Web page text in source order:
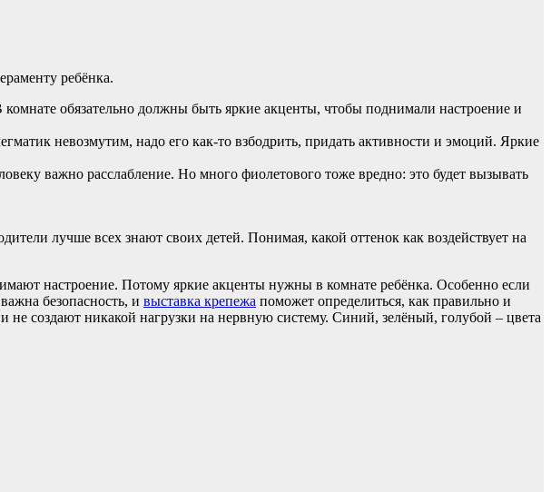
ребёнка.
обязательно должны быть яркие акценты, чтобы поднимали настроение и
невозмутим, надо его как-то взбодрить, придать активности и эмоций. Яркие
важно расслабление. Но много фиолетового тоже вредно: это будет вызывать
лучше всех знают своих детей. Понимая, какой оттенок как воздействует на
настроение. Потому яркие акценты нужны в комнате ребёнка. Особенно если
безопасность, и выставка крепежа поможет определиться, как правильно и
создают никакой нагрузки на нервную систему. Синий, зелёный, голубой – цвета